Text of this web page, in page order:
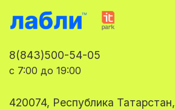
8(843)500-54-05
с 7:00 до 19:00
420074, Республика Татарстан,